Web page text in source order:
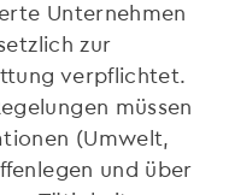
Unternehmen
zur
verpflichtet.
müssen
(Umwelt,
und über